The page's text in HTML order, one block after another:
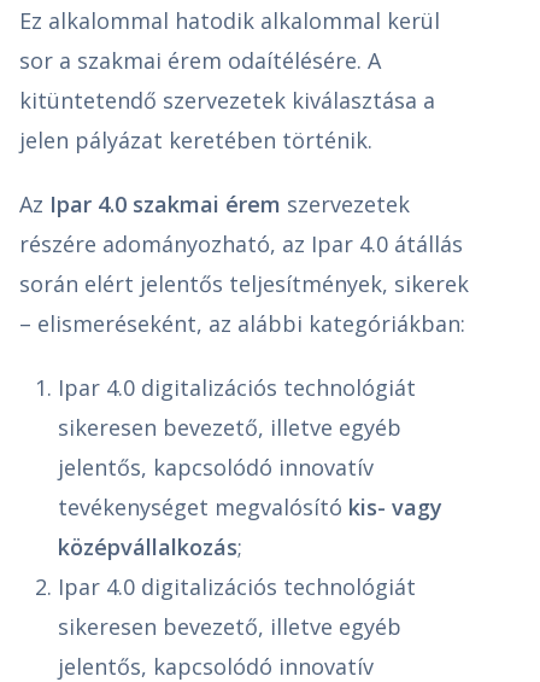
Ez alkalommal hatodik alkalommal kerül
sor a szakmai érem odaítélésére. A
kitüntetendő szervezetek kiválasztása a
jelen pályázat keretében történik.
Az Ipar 4.0 szakmai érem szervezetek
részére adományozható, az Ipar 4.0 átállás
során elért jelentős teljesítmények, sikerek
– elismeréseként, az alábbi kategóriákban:
Ipar 4.0 digitalizációs technológiát
sikeresen bevezető, illetve egyéb
jelentős, kapcsolódó innovatív
tevékenységet megvalósító kis- vagy
középvállalkozás;
Ipar 4.0 digitalizációs technológiát
sikeresen bevezető, illetve egyéb
jelentős, kapcsolódó innovatív